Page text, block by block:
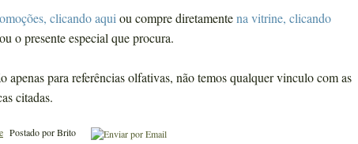
clicando aqui ou compre diretamentena vitrine, clicando
o presente especial que procura.
apenas para referências olfativas, não temos qualquer vinculo com as
citadas.
Postado porBrito